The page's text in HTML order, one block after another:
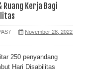
Kerja Bagi
November 28, 2022
250 penyandang
Hari Disabilitas